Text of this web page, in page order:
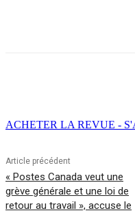
ACHETER LA REVUE -
Article précédent
« Postes Canada veut une
grève générale et une loi de
retour au travail », accuse le